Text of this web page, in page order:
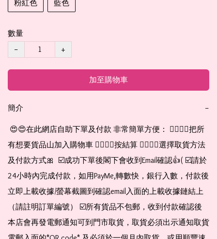
粉紅色
藍色
數量
−
+
加至購物車
簡介 −
有想要貨品山加入購物車 👉🏻👉🏻按結算 👉🏻👉🏻選擇取貨方法
及付款方式🎀  ☑️成功下單後閣下會收到Email確認👍( ☑️請於
24小時內完成付款，如用PayMe,轉數快，銀行入數，付款後
立即上載收據/螢幕截圖到確認email入面的上載收據鏈結上
（請註明訂單編號） ☑️所有貨品不包郵，收到付款確認後
本店會再發電郵通知可到門市取貨，取貨必須出示通知取貨